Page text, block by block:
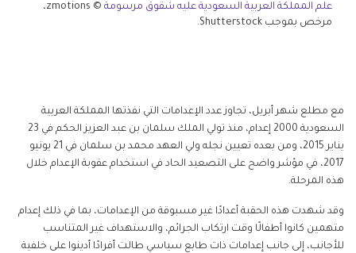
علم المملكة العربية السعودية عليه شقوق مرسومة
© zmotions،
مرخص بموجب Shutterstock.
مع مطلع شهر أبريل، تجاوز عدد الإعدامات التي نفذتها المملكة العربية
السعودية 2000 إعدام، منذ تولي الملك سلمان بن عبد العزيز الحكم في 23
يناير 2015، ومن بعده تعيين نجله ولي العهد محمد بن سلمان في 21 يونيو
2017، في مؤشر واضح على التصعيد الحاد في استخدام عقوبة الإعدام خلال
هذه المرحلة.
وقد شهدت هذه الحقبة أعدادًا غير مسبوقة من الإعدامات، بما في ذلك إعدام
متهمين كانوا أطفالًا وقت ارتكاب الجرائم، والاستهداف غير المتناسب
للأجانب، إلى جانب إعدامات ذات طابع سياسي طالت أفرادًا أدينوا على خلفية